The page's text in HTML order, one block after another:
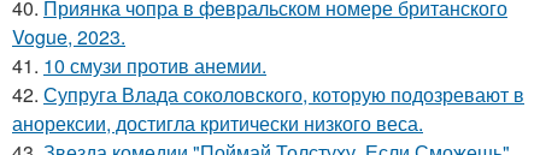
40. Приянка чопра в февральском номере британского
Vogue, 2023.
41. 10 смузи против анемии.
42. Супруга Влада соколовского, которую подозревают в
анорексии, достигла критически низкого веса.